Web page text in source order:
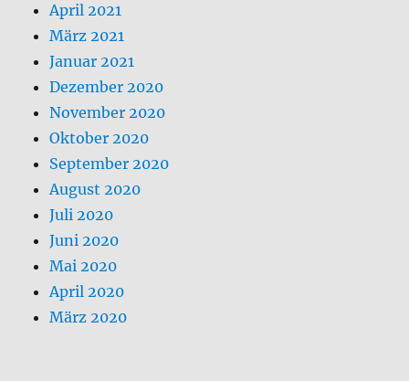
April 2021
März 2021
Januar 2021
Dezember 2020
November 2020
Oktober 2020
September 2020
August 2020
Juli 2020
Juni 2020
Mai 2020
April 2020
März 2020